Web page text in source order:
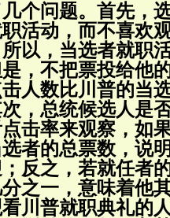
个问题。首先，
活动，而不喜欢
以，当选者就职
，不把票投给他
人数比川普的当
，总统候选人是
击率来观察，如
者的总票数，说
反之，若就任者
之一，意味着他
川普就职典礼的